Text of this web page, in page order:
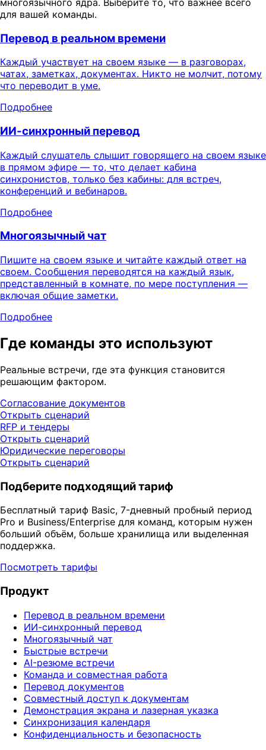
для вашей команды.
Перевод в реальном времени
Каждый участвует на своем языке — в разговорах,
чатах, заметках, документах. Никто не молчит, потому
что переводит в уме.
Подробнее
ИИ-синхронный перевод
Каждый слушатель слышит говорящего на своем языке
в прямом эфире — то, что делает кабина
синхронистов, только без кабины: для встреч,
конференций и вебинаров.
Подробнее
Многоязычный чат
Пишите на своем языке и читайте каждый ответ на
своем. Сообщения переводятся на каждый язык,
представленный в комнате, по мере поступления —
включая общие заметки.
Подробнее
Где команды это используют
Реальные встречи, где эта функция становится
решающим фактором.
Согласование документов
Открыть сценарий
RFP и тендеры
Открыть сценарий
Юридические переговоры
Открыть сценарий
Подберите подходящий тариф
Бесплатный тариф Basic, 7-дневный пробный период
Pro и Business/Enterprise для команд, которым нужен
больший объём, больше хранилища или выделенная
поддержка.
Посмотреть тарифы
Продукт
Перевод в реальном времени
ИИ-синхронный перевод
Многоязычный чат
Быстрые встречи
AI-резюме встречи
Команда и совместная работа
Перевод документов
Совместный доступ к документам
Демонстрация экрана и лазерная указка
Синхронизация календаря
Конфиденциальность и безопасность